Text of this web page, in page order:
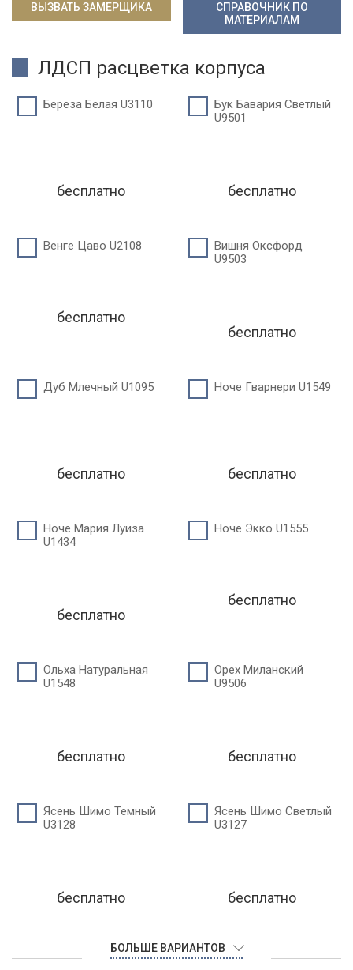
ВЫЗВАТЬ ЗАМЕРЩИКА
СПРАВОЧНИК ПО
МАТЕРИАЛАМ
ЛДСП расцветка корпуса
Береза Белая U3110
бесплатно
Бук Бавария Светлый
U9501
бесплатно
Венге Цаво U2108
бесплатно
Вишня Оксфорд
U9503
бесплатно
Дуб Млечный U1095
бесплатно
Ноче Гварнери U1549
бесплатно
Ноче Мария Луиза
U1434
бесплатно
Ноче Экко U1555
бесплатно
Ольха Натуральная
U1548
бесплатно
Орех Миланский
U9506
бесплатно
Ясень Шимо Темный
U3128
бесплатно
Ясень Шимо Светлый
U3127
бесплатно
БОЛЬШЕ ВАРИАНТОВ